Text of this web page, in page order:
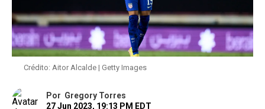
Crédito: Aitor Alcalde | Getty Images
Por Gregory Torres
27 Jun 2023, 19:13 PM EDT